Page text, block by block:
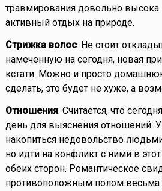
травмирования довольно
активный отдых на природе.
Стрижка волос: Не стоит
намеченную на сегодня, новая
кстати. Можно и просто
сделать, это будет не хуже, а
Отношения: Считается, что
день для выяснения отношений.
накопиться недовольство
но идти на конфликт с ними в
обеих сторон. Романтическое
противоположным полом весьма